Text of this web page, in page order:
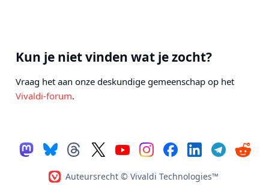
Kun je niet vinden wat je zocht?
Vraag het aan onze deskundige gemeenschap op het
Vivaldi-forum.
Auteursrecht © Vivaldi Technologies™